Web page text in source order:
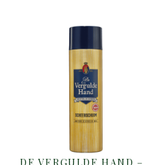
DE VERGULDE HAND –
QUESTO